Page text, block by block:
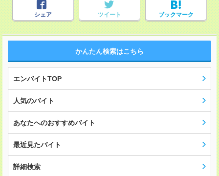
シェア ツイート ブックマーク
かんたん検索はこちら
エンバイトTOP
人気のバイト
あなたへのおすすめバイト
最近見たバイト
詳細検索